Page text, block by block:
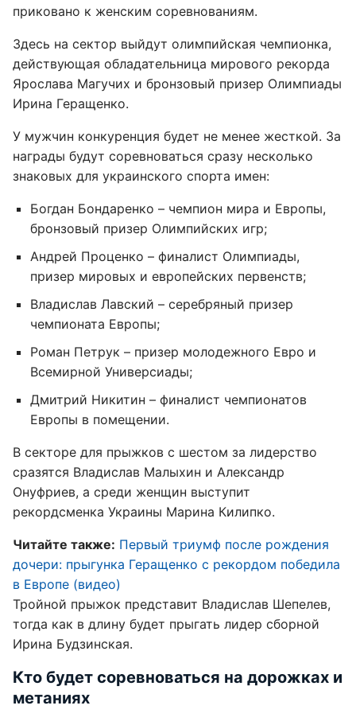
приковано к женским соревнованиям.
Здесь на сектор выйдут олимпийская чемпионка,
действующая обладательница мирового рекорда
Ярослава Магучих и бронзовый призер Олимпиады
Ирина Геращенко.
У мужчин конкуренция будет не менее жесткой. За
награды будут соревноваться сразу несколько
знаковых для украинского спорта имен:
Богдан Бондаренко – чемпион мира и Европы,
бронзовый призер Олимпийских игр;
Андрей Проценко – финалист Олимпиады,
призер мировых и европейских первенств;
Владислав Лавский – серебряный призер
чемпионата Европы;
Роман Петрук – призер молодежного Евро и
Всемирной Универсиады;
Дмитрий Никитин – финалист чемпионатов
Европы в помещении.
В секторе для прыжков с шестом за лидерство
сразятся Владислав Малыхин и Александр
Онуфриев, а среди женщин выступит
рекордсменка Украины Марина Килипко.
Читайте также: Первый триумф после рождения
дочери: прыгунка Геращенко с рекордом победила
в Европе (видео)
Тройной прыжок представит Владислав Шепелев,
тогда как в длину будет прыгать лидер сборной
Ирина Будзинская.
Кто будет соревноваться на дорожках и
метаниях